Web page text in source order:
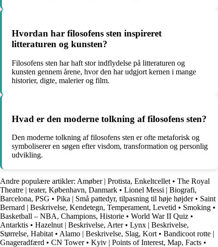
Hvordan har filosofens sten inspireret
litteraturen og kunsten?
Filosofens sten har haft stor indflydelse på litteraturen og
kunsten gennem årene, hvor den har udgjort kernen i mange
historier, digte, malerier og film.
Hvad er den moderne tolkning af filosofens sten?
Den moderne tolkning af filosofens sten er ofte metaforisk og
symboliserer en søgen efter visdom, transformation og personlig
udvikling.
Andre populære artikler: Amøber | Protista, Enkeltcellet • The Royal
Theatre | teater, København, Danmark • Lionel Messi | Biografi,
Barcelona, PSG • Pika | Små pattedyr, tilpasning til høje højder• Saint
Bernard | Beskrivelse, Kendetegn, Temperament, Levetid • Smoking •
Basketball – NBA, Champions, Historie • World War II Quiz •
Antarktis • Hazelnut | Beskrivelse, Arter• Lynx | Beskrivelse,
Størrelse, Habitat • Alamo | Beskrivelse, Slag, Kort • Bandicoot rotte |
Gnageradfærd • CN Tower• Kyiv | Points of Interest, Map, Facts •